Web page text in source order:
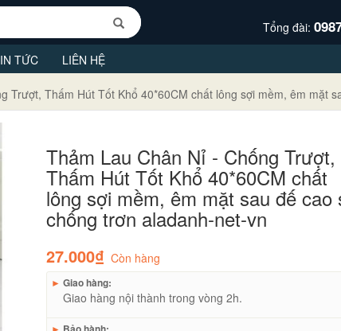
Tổng đài:
TỨC LIÊN HỆ
Trượt, Thấm Hút Tốt Khổ 40*60CM chất lông sợi mềm, êm mặt
Thảm Lau Chân Nỉ - Chống Trượt,
Thấm Hút Tốt Khổ 40*60CM chất
lông sợi mềm, êm mặt sau đế cao
chống trơn aladanh-net-vn
27.000₫ Còn hàng
► Giao hàng:
Giao hàng nội thành trong vòng 2h.